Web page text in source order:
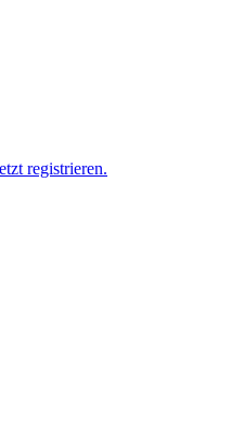
registrieren.